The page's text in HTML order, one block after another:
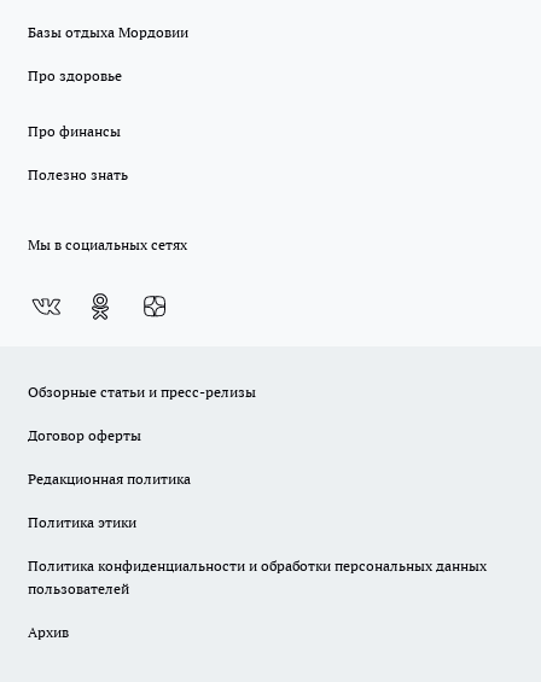
Базы отдыха Мордовии
Про здоровье
Про финансы
Полезно знать
Мы в социальных сетях
Обзорные статьи и пресс-релизы
Договор оферты
Редакционная политика
Политика этики
Политика конфиденциальности и обработки персональных данных
пользователей
Архив